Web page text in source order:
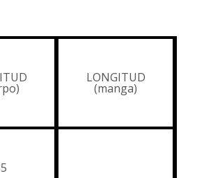
LONGITUD
(manga)